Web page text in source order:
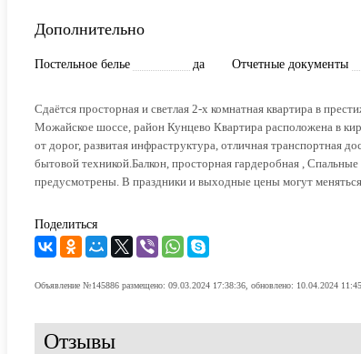
Дополнительно
Постельное белье да Отчетные документы
Сдаётся просторная и светлая 2-х комнатная квартира в
Можайское шоссе, район Кунцево Квартира расположена в
от дорог, развитая инфраструктура, отличная транспортная
бытовой техникой.Балкон, просторная гардеробная ,
предусмотрены. В праздники и выходные цены могут
Поделиться
Объявление №145886 размещено: 09.03.2024 17:38:36, обновлено: 10.04.2024
Отзывы